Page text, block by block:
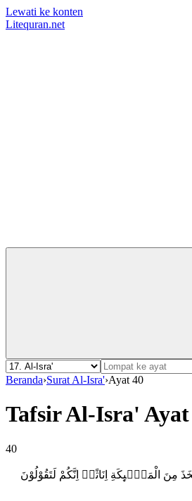
Lewati ke konten
Litequran.net
Beranda›Surat Al-Isra'›Ayat 40
Tafsir Al-Isra' Ayat
40
مِنَ الْمَلٰۤىِٕكَةِ اِنَاثًاۗ اِنَّكُمْ لَتَقُوْلُوْنَ